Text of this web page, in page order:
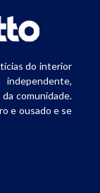
do interior
comunidade.
e ousado e se